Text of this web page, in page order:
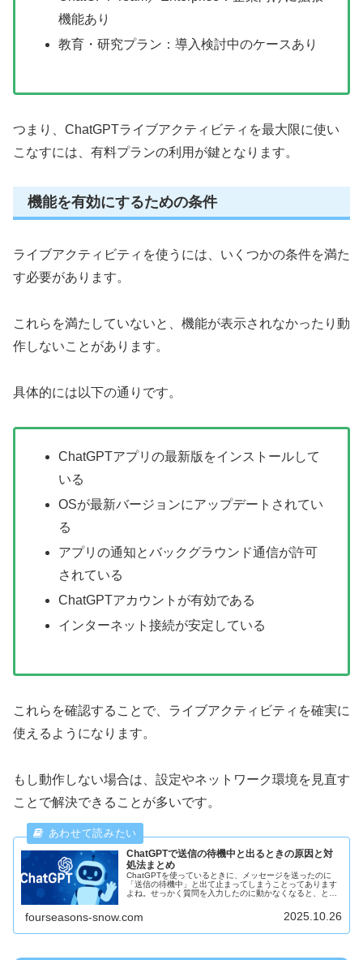
機能あり
教育・研究プラン：導入検討中のケースあり
つまり、ChatGPTライブアクティビティを最大限に使い
こなすには、有料プランの利用が鍵となります。
機能を有効にするための条件
ライブアクティビティを使うには、いくつかの条件を満た
す必要があります。
これらを満たしていないと、機能が表示されなかったり動
作しないことがあります。
具体的には以下の通りです。
ChatGPTアプリの最新版をインストールして
いる
OSが最新バージョンにアップデートされてい
る
アプリの通知とバックグラウンド通信が許可
されている
ChatGPTアカウントが有効である
インターネット接続が安定している
これらを確認することで、ライブアクティビティを確実に
使えるようになります。
もし動作しない場合は、設定やネットワーク環境を見直す
ことで解決できることが多いです。
ChatGPTで送信の待機中と出るときの原因と対
処法まとめ
ChatGPTを使っているときに、メッセージを送ったのに
「送信の待機中」と出て止まってしまうことってあります
よね。せっかく質問を入力したのに動かなくなると、とて
fourseasons-snow.com 2025.10.26